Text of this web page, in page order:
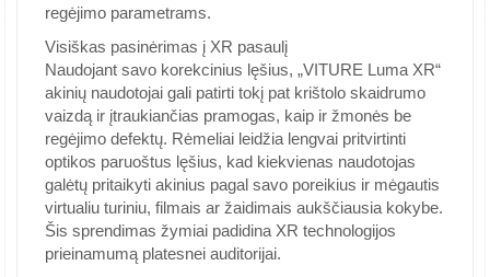
regėjimo parametrams.
Visiškas pasinėrimas į XR pasaulį
Naudojant savo korekcinius lęšius, „VITURE Luma XR“
akinių naudotojai gali patirti tokį pat krištolo skaidrumo
vaizdą ir įtraukiančias pramogas, kaip ir žmonės be
regėjimo defektų. Rėmeliai leidžia lengvai pritvirtinti
optikos paruoštus lęšius, kad kiekvienas naudotojas
galėtų pritaikyti akinius pagal savo poreikius ir mėgautis
virtualiu turiniu, filmais ar žaidimais aukščiausia kokybe.
Šis sprendimas žymiai padidina XR technologijos
prieinamumą platesnei auditorijai.